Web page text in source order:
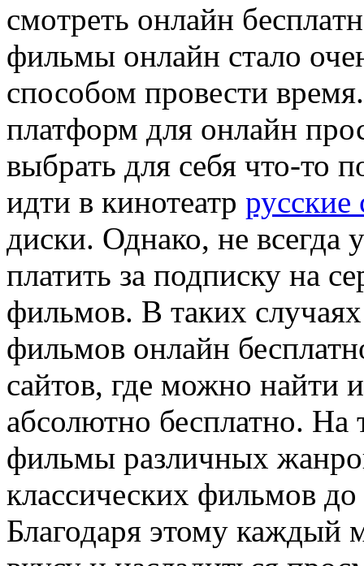
смoтрeть oнлaйн
фильмы онлайн стало
способом провести
платформ для онлайн
выбрать для себя что-то
идти в кинотеатр русские
диски. Однако, не всегда
платить за подписку на
фильмов. В таких
фильмов онлайн
сайтов, где можно найти
абсолютно бесплатно.
фильмы различных
классических фильмов
Благодаря этому каждый